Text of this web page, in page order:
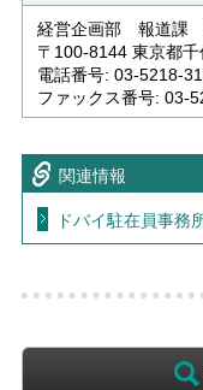
経営企画部 報道課
〒100-8144 東京都
電話番号: 03-5218-
ファックス番号: 03-
関連情報
ドバイ駐在員事務